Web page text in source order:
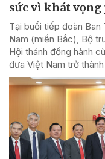
sức vì khát
Tại buổi tiếp đoàn Ban
Nam (miền Bắc), Bộ
Hội thánh đồng hành
đưa Việt Nam trở